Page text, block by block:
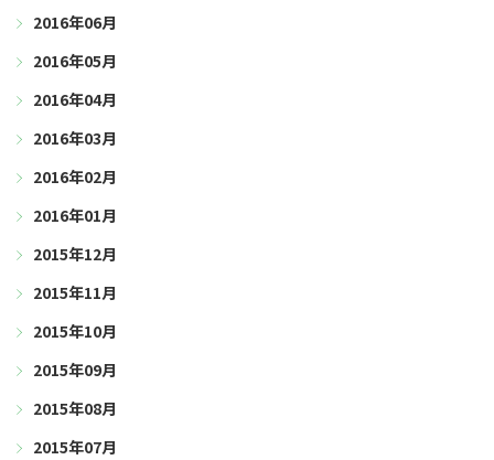
2016年06月
2016年05月
2016年04月
2016年03月
2016年02月
2016年01月
2015年12月
2015年11月
2015年10月
2015年09月
2015年08月
2015年07月